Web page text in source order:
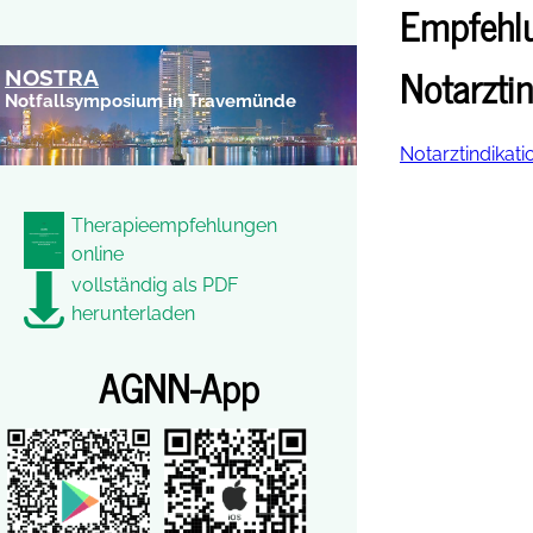
NOSTRA
Notfallsymposium in Travemünde
Therapieempfehlungen
online
vollständig als PDF
herunterladen
AGNN-App